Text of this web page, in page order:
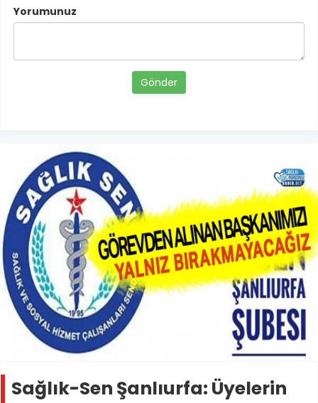
Yorumunuz
Gönder
Sağlık-Sen Şanlıurfa: Üyelerin